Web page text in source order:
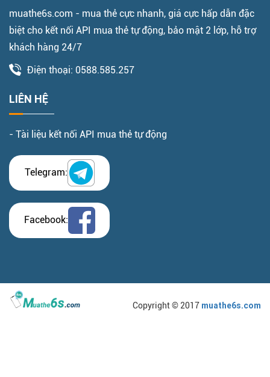
muathe6s.com - mua thẻ cực nhanh, giá cực hấp dẫn đặc
biệt cho kết nối API mua thẻ tự động, bảo mật 2 lớp, hỗ trợ
khách hàng 24/7
Điện thoại: 0588.585.257
LIÊN HỆ
- Tài liệu kết nối API mua thẻ tự động
Telegram:
Facebook:
Copyright © 2017 muathe6s.com